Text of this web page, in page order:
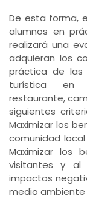
De esta forma,
alumnos en
realizará una
adquieran los
práctica de las
turística en
restaurante,
siguientes
Maximizar los
comunidad
Maximizar los
visitantes y al
impactos
medio ambiente